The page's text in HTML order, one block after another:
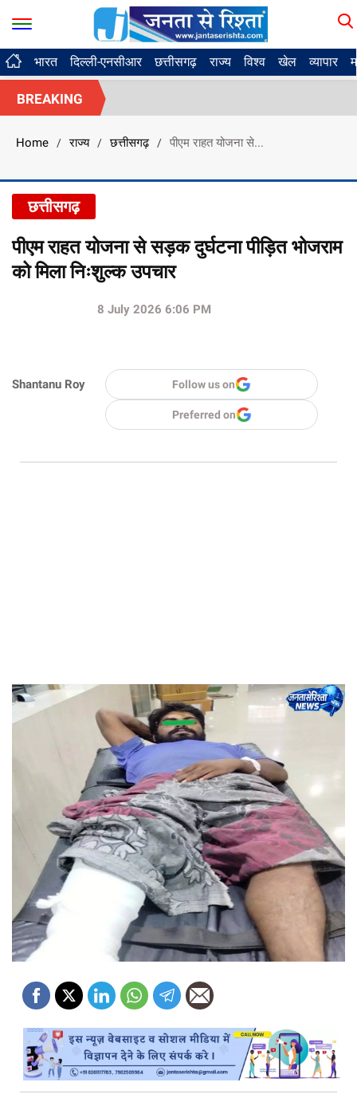
भारत दिल्ली-एनसीआर छत्तीसगढ़ राज्य विश्व खेल व्यापार
BREAKING
Home / राज्य / छत्तीसगढ़ / पीएम राहत योजना से...
छत्तीसगढ़
पीएम राहत योजना से सड़क दुर्घटना पीड़ित भोजराम
को मिला निःशुल्क उपचार
Shantanu Roy
8 July 2026 6:06 PM
Follow us on
Preferred on